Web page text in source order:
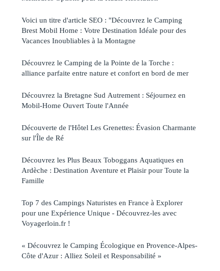
Voici un titre d'article SEO : "Découvrez le Camping
Brest Mobil Home : Votre Destination Idéale pour des
Vacances Inoubliables à la Montagne
Découvrez le Camping de la Pointe de la Torche :
alliance parfaite entre nature et confort en bord de mer
Découvrez la Bretagne Sud Autrement : Séjournez en
Mobil-Home Ouvert Toute l'Année
Découverte de l'Hôtel Les Grenettes: Évasion Charmante
sur l'Île de Ré
Découvrez les Plus Beaux Toboggans Aquatiques en
Ardèche : Destination Aventure et Plaisir pour Toute la
Famille
Top 7 des Campings Naturistes en France à Explorer
pour une Expérience Unique - Découvrez-les avec
Voyagerloin.fr !
« Découvrez le Camping Écologique en Provence-Alpes-
Côte d'Azur : Alliez Soleil et Responsabilité »